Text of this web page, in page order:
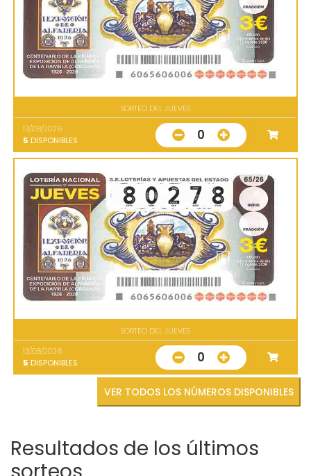
SORTEO DEL JUEVES
13/08/2026
5 DISPONIBLES 0
SORTEO DEL JUEVES
13/08/2026
5 DISPONIBLES 0
VER TODOS LOS NÚMEROS DISPONIBLES
Resultados de los últimos